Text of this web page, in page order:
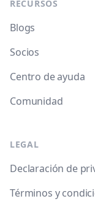
RECURSOS
Blogs
Socios
Centro de ayuda
Comunidad
LEGAL
Declaración de
Términos y